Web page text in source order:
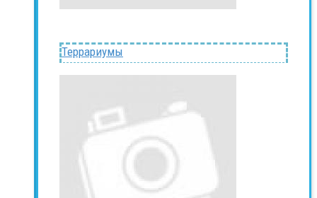
Террариумы